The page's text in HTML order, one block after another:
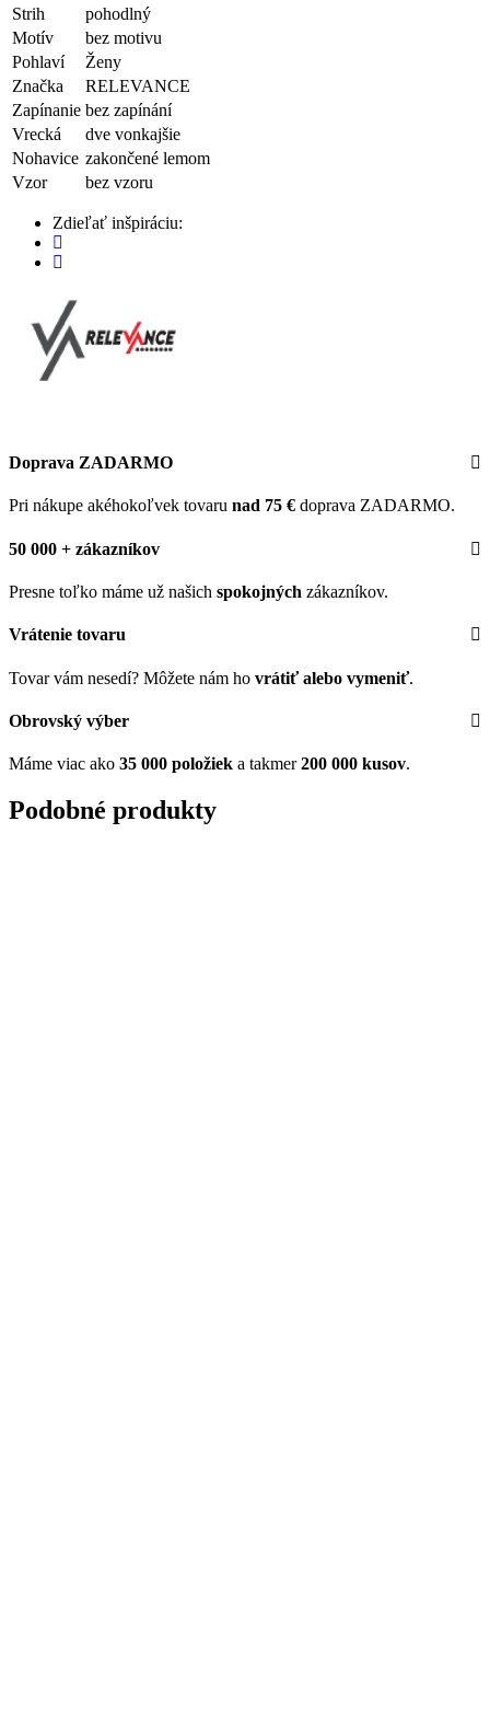
Strih
pohodlný
Motív
bez motivu
Pohlaví
Ženy
Značka
RELEVANCE
Zapínanie bez zapínání
Vrecká
dve vonkajšie
Nohavice zakončené lemom
Vzor
bez vzoru
Zdieľať inšpiráciu:
Doprava ZADARMO
Pri nákupe akéhokoľvek tovaru nad 75 € doprava ZADARMO.
50 000 + zákazníkov
Presne toľko máme už našich spokojných zákazníkov.
Vrátenie tovaru
Tovar vám nesedí? Môžete nám ho vrátiť alebo vymeniť.
Obrovský výber
Máme viac ako 35 000 položiek a takmer200 000 kusov.
Podobné produkty